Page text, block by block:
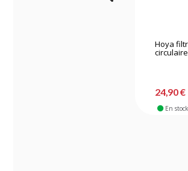
Hoya
circulaire
24,90 €
En stock